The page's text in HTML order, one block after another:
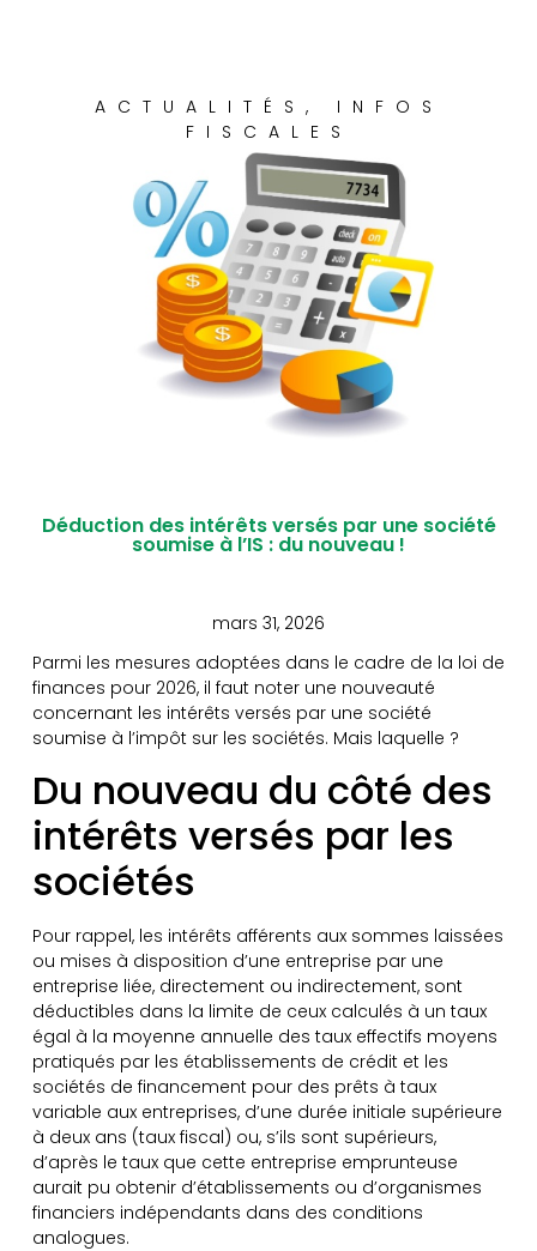
ACTUALITÉS , INFOS
FISCALES
Déduction des intérêts versés par une société
soumise à l’IS : du nouveau !
mars 31, 2026
Parmi les mesures adoptées dans le cadre de la loi de
finances pour 2026, il faut noter une nouveauté
concernant les intérêts versés par une société
soumise à l’impôt sur les sociétés. Mais laquelle ?
Du nouveau du côté des
intérêts versés par les
sociétés
Pour rappel, les intérêts afférents aux sommes laissées
ou mises à disposition d’une entreprise par une
entreprise liée, directement ou indirectement, sont
déductibles dans la limite de ceux calculés à un taux
égal à la moyenne annuelle des taux effectifs moyens
pratiqués par les établissements de crédit et les
sociétés de financement pour des prêts à taux
variable aux entreprises, d’une durée initiale supérieure
à deux ans (taux fiscal) ou, s’ils sont supérieurs,
d’après le taux que cette entreprise emprunteuse
aurait pu obtenir d’établissements ou d’organismes
financiers indépendants dans des conditions
analogues.